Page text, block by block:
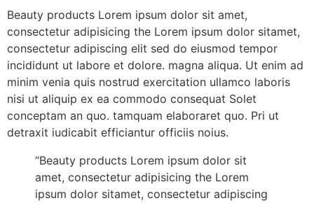
Beauty products Lorem ipsum dolor sit amet,
consectetur adipisicing the Lorem ipsum dolor sitamet,
consectetur adipiscing elit sed do eiusmod tempor
incididunt ut labore et dolore. magna aliqua. Ut enim ad
minim venia quis nostrud exercitation ullamco laboris
nisi ut aliquip ex ea commodo consequat Solet
conceptam an quo. tamquam elaboraret quo. Pri ut
detraxit iudicabit efficiantur officiis noius.
“Beauty products Lorem ipsum dolor sit
amet, consectetur adipisicing the Lorem
ipsum dolor sitamet, consectetur adipiscing